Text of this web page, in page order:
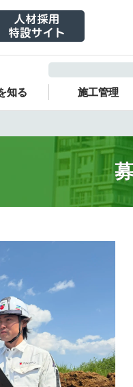
知る 施工管理